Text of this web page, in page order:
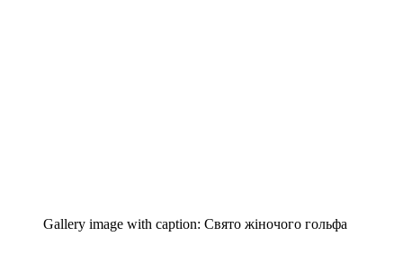
Gallery image with caption: Свято жіночого гольфа